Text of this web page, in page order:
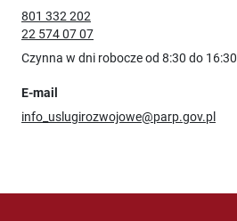
801 332 202
22 574 07 07
Czynna w dni robocze od 8:30 do 16:30
E-mail
info_uslugirozwojowe@parp.gov.pl